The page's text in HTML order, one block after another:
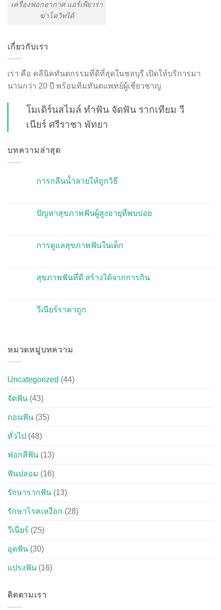
เครื่องฟอกอากาศ แอร์เพียวร่า
ฆ่าโควิทได้
เกี่ยวกับเรา
เรา คือ คลีนิคทันตกรรมที่ดีที่สุดในชลบุรี เปิดให้บริการมา
นานกว่า 20 ปี พร้อมทีมทันตแพทย์ผู้เชี่ยวชาญ
โมเดิร์นสไมล์ ทำฟัน จัดฟัน รากเทียม วี
เนียร์ ศรีราชา พัทยา
บทความล่าสุด
การกลืนน้ำลายให้ถูกวิธี
ปัญหาสุขภาพฟันผู้สูงอายุที่พบบ่อย
การดูแลสุขภาพฟันในเด็ก
สุขภาพฟันที่ดี สร้างได้จากการกิน
วีเนียร์ราคาถูก
หมวดหมู่บทความ
Uncategorized (44)
จัดฟัน (43)
ถอนฟัน (35)
ทั่วไป (48)
ฟอกสีฟัน (13)
ฟันปลอม (16)
รักษารากฟัน (13)
รักษาโรคเหงือก (28)
วีเนียร์ (25)
อุดฟัน (30)
แปรงฟัน (16)
ติดตามเรา